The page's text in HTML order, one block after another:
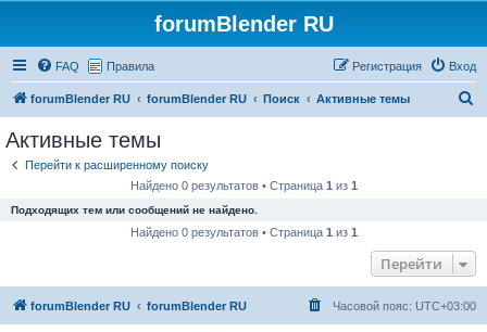
forumBlender RU
FAQ Правила Вход
Регистрация
forumBlender RU forumBlender RU Поиск Активные темы
Активные темы
Перейти к расширенному поиску
Найдено 0 результатов • Страница 1 из 1
Подходящих тем или сообщений не найдено.
Найдено 0 результатов • Страница 1 из 1
Перейти
forumBlender RU forumBlender RU Часовой пояс: UTC+03:00